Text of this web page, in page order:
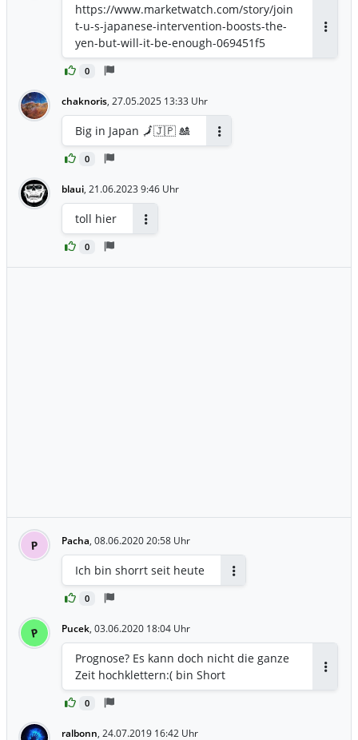
0
https://www.marketwatch.com/story/join
t-u-s-japanese-intervention-boosts-the-
yen-but-will-it-be-enough-069451f5
chaknoris, 27.05.2025 13:33 Uhr
0
Big in Japan 🗾🇯🇵 🎎
blaui, 21.06.2023 9:46 Uhr
0
toll hier
P Pacha, 08.06.2020 20:58 Uhr
0
Ich bin shorrt seit heute
P Pucek, 03.06.2020 18:04 Uhr
0
Prognose? Es kann doch nicht die ganze
Zeit hochklettern:( bin Short
ralbonn, 24.07.2019 16:42 Uhr